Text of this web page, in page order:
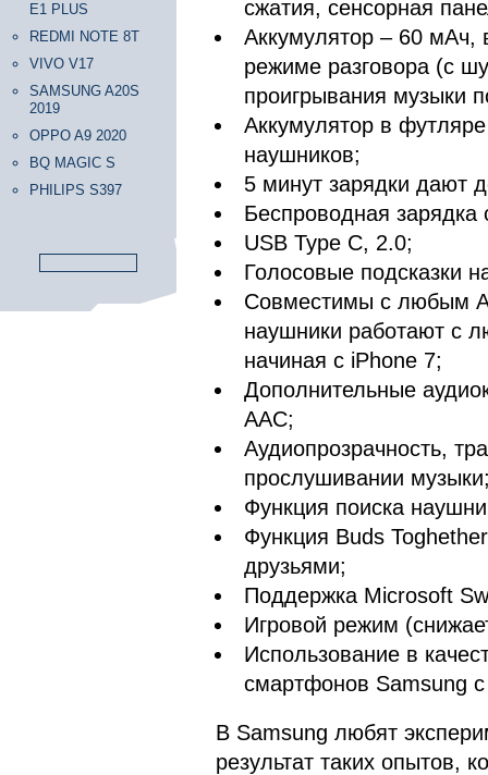
E1 PLUS
REDMI NOTE 8T
VIVO V17
SAMSUNG A20S
2019
OPPO A9 2020
BQ MAGIC S
PHILIPS S397
сжатия, сенсорная
Аккумулятор – 60 мАч,
режиме разговора (с
проигрывания музыки
Аккумулятор в
наушников;
5 минут зарядки дают
Беспроводная зарядка
USB Type C, 2.0;
Голосовые подсказки
Совместимы с любым
наушники работают с
начиная с iPhone 7;
Дополнительные
AAC;
Аудиопрозрачность,
прослушивании
Функция поиска
Функция Buds
друзьями;
Поддержка Microsoft
Игровой режим
Использование в
смартфонов Samsung
В Samsung любят
результат таких опытов,